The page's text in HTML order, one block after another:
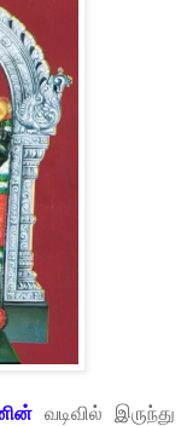
வடிவில் இருந்து